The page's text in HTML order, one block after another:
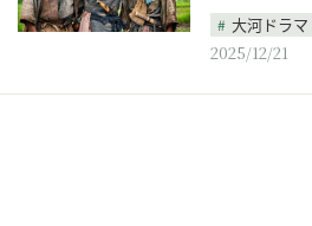
大河ドラマ
2025/12/21